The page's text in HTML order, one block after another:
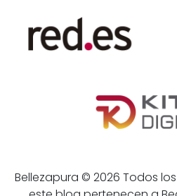
Bellezapura © 2026 Todos